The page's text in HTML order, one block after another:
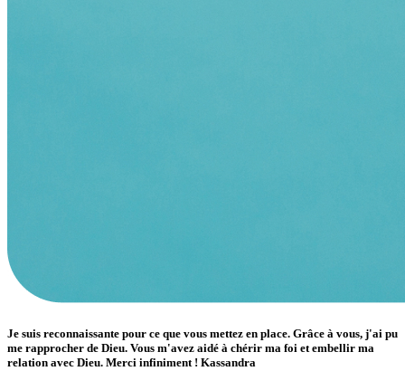
Je suis reconnaissante pour ce que vous mettez en place. Grâce à vous, j'ai pu
me rapprocher de Dieu. Vous m'avez aidé à chérir ma foi et embellir ma
relation avec Dieu. Merci infiniment ! Kassandra